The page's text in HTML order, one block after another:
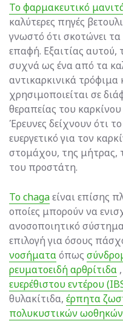
Το φαρμακευτικό
καλύτερες πηγές
γνωστό ότι σκοτώνει
επαφή. Εξαιτίας αυτού,
συχνά ως ένα από τα
αντικαρκινικά τρόφιμα
χρησιμοποιείται σε
θεραπείας του
Έρευνες δείχνουν ότι το
ευεργετικό για τον
στομάχου, της μήτρας,
του προστάτη.
Το chagaείναι επίσης
οποίες μπορούν να
ανοσοποιητικό
επιλογή για όσους
νοσήματαόπως
ρευματοειδή αρθρίτιδα
ευερέθιστου εντέρου
θυλακίτιδα, έρπητα
πολυκυστικών ωοθηκών